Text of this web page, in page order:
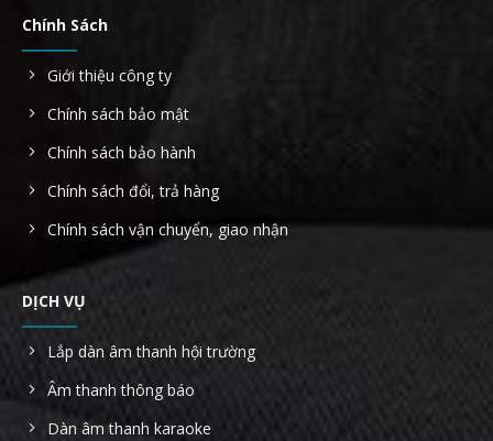
Chính Sách
Giới thiệu công ty
Chính sách bảo mật
Chính sách bảo hành
Chính sách đổi, trả hàng
Chính sách vận chuyển, giao nhận
DỊCH VỤ
Lắp dàn âm thanh hội trường
Âm thanh thông báo
Dàn âm thanh karaoke